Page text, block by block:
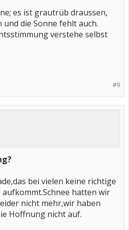
es ist grautrüb draussen,
die Sonne fehlt auch.
verstehe selbst
#9
bei vielen keine richtige
hatten wir
nicht mehr,wir haben
Hoffnung nicht auf.